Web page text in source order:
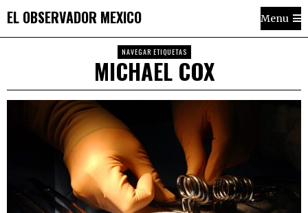
EL OBSERVADOR MEXICO Menu
NAVEGAR ETIQUETAS
MICHAEL COX